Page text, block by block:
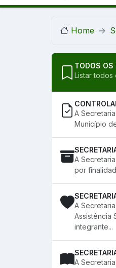
Home
TODOS OS
Listar
A
Município
A
por
A
Assistência
integrante...
A